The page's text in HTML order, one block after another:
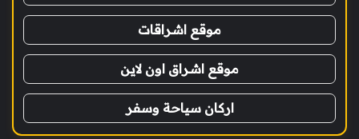
موقع اشراقات
موقع اشراق اون لاين
اركان سياحة وسفر